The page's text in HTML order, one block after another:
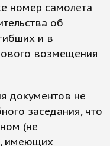
номер самолета
об
и в
возмещения
документов не
заседания, что
(не
имеющих